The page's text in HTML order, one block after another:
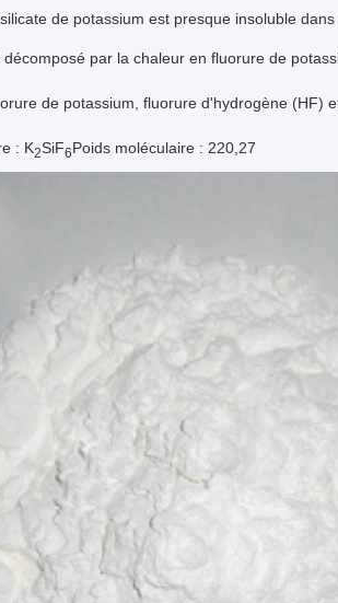
de potassium est presque insoluble
par la chaleur en fluorure de
de potassium, fluorure d'hydrogène (HF)
: K2SiF6Poids moléculaire : 220,27